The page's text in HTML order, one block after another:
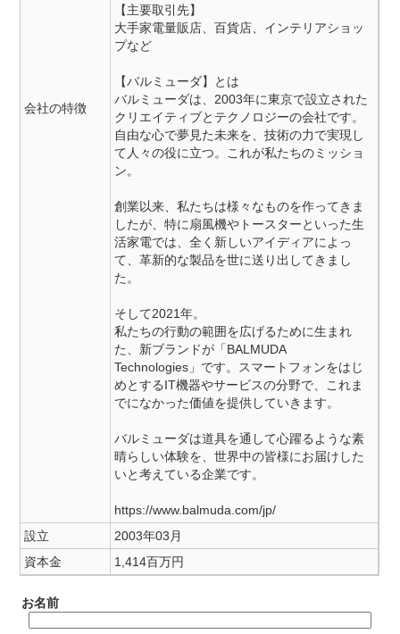
会社の特徴
【主要取引先】
大手家電量販店、百貨店、インテリアショッ
プなど
【バルミューダ】とは
バルミューダは、2003年に東京で設立された
クリエイティブとテクノロジーの会社です。
自由な心で夢見た未来を、技術の力で実現し
て人々の役に立つ。これが私たちのミッショ
ン。
創業以来、私たちは様々なものを作ってきま
したが、特に扇風機やトースターといった生
活家電では、全く新しいアイディアによっ
て、革新的な製品を世に送り出してきまし
た。
そして2021年。
私たちの行動の範囲を広げるために生まれ
た、新ブランドが「BALMUDA
Technologies」です。スマートフォンをはじ
めとするIT機器やサービスの分野で、これま
でになかった価値を提供していきます。
バルミューダは道具を通して心躍るような素
晴らしい体験を、世界中の皆様にお届けした
いと考えている企業です。
https://www.balmuda.com/jp/
設立
2003年03月
資本金
1,414百万円
お名前